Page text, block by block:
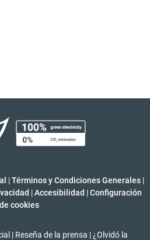
|Términos y Condiciones Generales |
| Accesibilidad | Configuración
de cookies
| Reseña de la prensa | ¿Olvidó la